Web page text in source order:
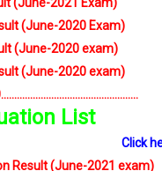
(June-2020 Exam)
(June-2020 exam)
(June-2020 exam)
List
Click
Result (June-2021 exam)